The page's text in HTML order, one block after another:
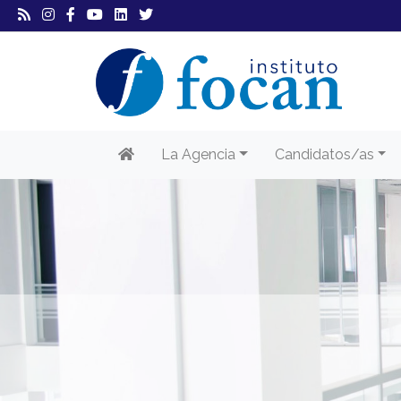
La Agencia Candidatos/as